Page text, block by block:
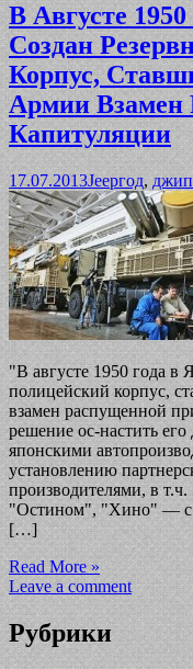
В Августе
Создан
Корпус,
Армии Взамен
Капитуляции
17.07.2013Jeepгод,джип
"В августе 1950 года в
полицейский корпус,
взамен распущенной
решение ос-настить
японскими
установлению
производителями, в
"Остином", "Хино" —
[…]
Read More »
Leave a comment
Рубрики